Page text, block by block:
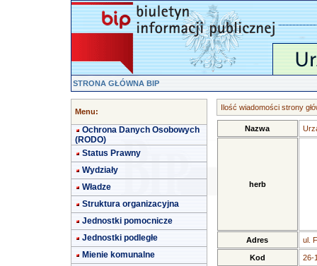
STRONA GŁÓWNA BIP
Menu:
Ochrona Danych Osobowych
(RODO)
Status Prawny
Wydziały
Władze
Struktura organizacyjna
Jednostki pomocnicze
Jednostki podległe
Mienie komunalne
Ilość wiadomości strony
Nazwa
herb
Adres ul.
Kod 26-